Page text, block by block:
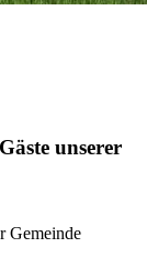
unserer
Gemeinde